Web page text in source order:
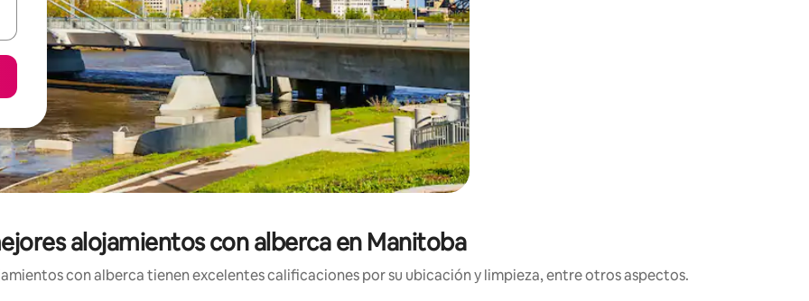
alojamientos con alberca en Manitoba
con alberca tienen excelentes calificaciones por su ubicación y limpieza, entre otros aspectos.